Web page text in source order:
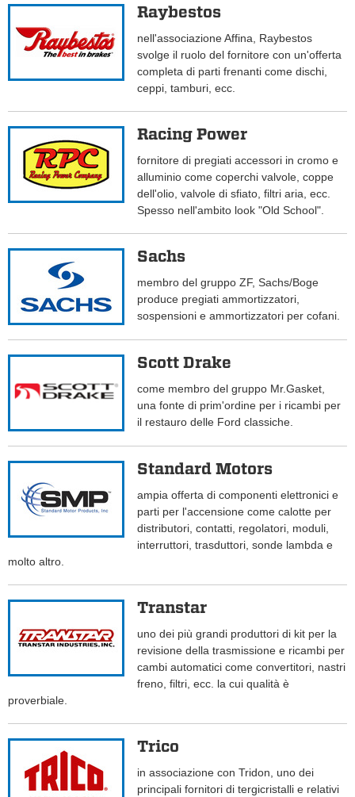
Raybestos
nell'associazione Affina, Raybestos
svolge il ruolo del fornitore con un'offerta
completa di parti frenanti come dischi,
ceppi, tamburi, ecc.
Racing Power
fornitore di pregiati accessori in cromo e
alluminio come coperchi valvole, coppe
dell'olio, valvole di sfiato, filtri aria, ecc.
Spesso nell'ambito look "Old School".
Sachs
membro del gruppo ZF, Sachs/Boge
produce pregiati ammortizzatori,
sospensioni e ammortizzatori per cofani.
Scott Drake
come membro del gruppo Mr.Gasket,
una fonte di prim'ordine per i ricambi per
il restauro delle Ford classiche.
Standard Motors
ampia offerta di componenti elettronici e
parti per l'accensione come calotte per
distributori, contatti, regolatori, moduli,
interruttori, trasduttori, sonde lambda e
molto altro.
Transtar
uno dei più grandi produttori di kit per la
revisione della trasmissione e ricambi per
cambi automatici come convertitori, nastri
freno, filtri, ecc. la cui qualità è
proverbiale.
Trico
in associazione con Tridon, uno dei
principali fornitori di tergicristalli e relativi